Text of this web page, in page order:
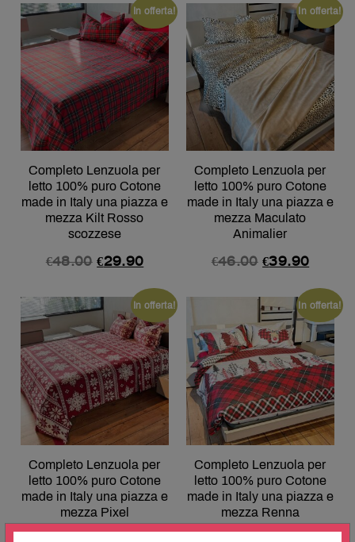
In offerta!
Completo Lenzuola per
letto 100% puro Cotone
made in Italy una piazza e
mezza Kilt Rosso
scozzese
€48.00 €29.90
In offerta!
Completo Lenzuola per
letto 100% puro Cotone
made in Italy una piazza e
mezza Maculato
Animalier
€46.00 €39.90
In offerta!
Completo Lenzuola per
letto 100% puro Cotone
made in Italy una piazza e
mezza Pixel
In offerta!
Completo Lenzuola per
letto 100% puro Cotone
made in Italy una piazza e
mezza Renna